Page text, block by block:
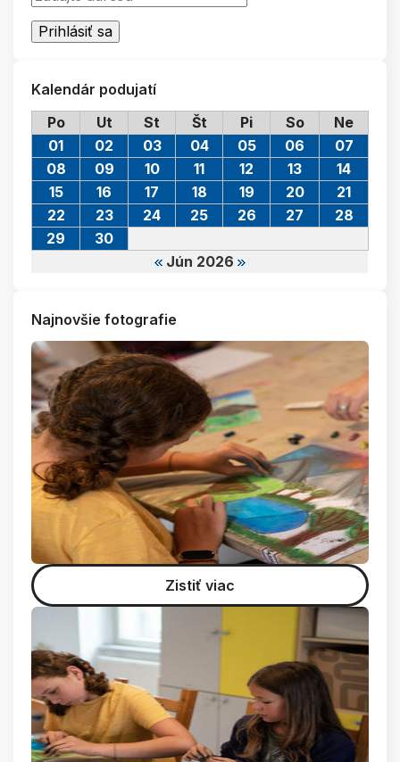
Kalendár podujatí
Po
Ut St Št Pi So Ne
Jún 2026
01 02 03 04 05 06
07
08
09 10 11 12 13
14
15
16 17 18 19 20
21
22
23 24 25 26 27
28
29
30
Najnovšie fotografie
Zistiť viac